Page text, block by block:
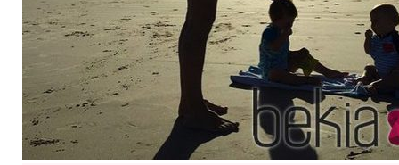
Belén Esteban: "Estoy emocionada, muy contenta y muy feliz por llegar a RTVE"
Manu Baqueiro: "Tuve como referente a Bruce Willis en 'Luz de Luna' para mi trabajo en la serie 'Perdiendo el juicio'"